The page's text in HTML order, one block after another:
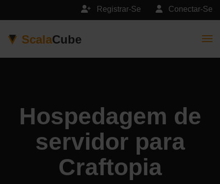
Conectar-Se
Registrar-Se
ScalaCube
Hospedagem de
servidor para
Craftopia